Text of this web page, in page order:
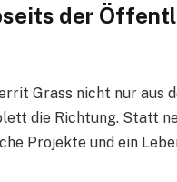
der
Grass nicht nur aus
die Richtung. Statt
Projekte und ein